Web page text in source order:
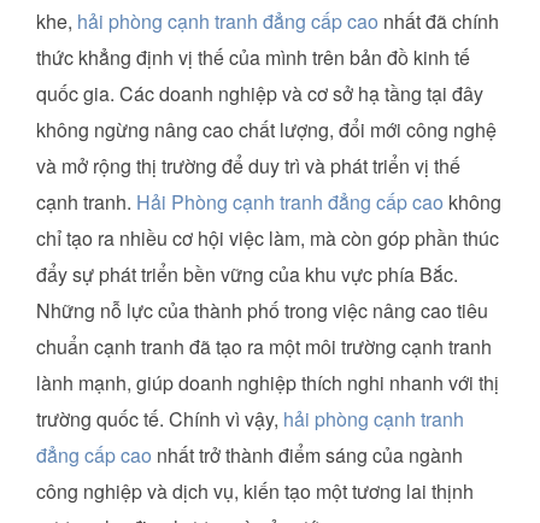
khe, hải phòng cạnh tranh đẳng cấp cao nhất đã chính
thức khẳng định vị thế của mình trên bản đồ kinh tế
quốc gia. Các doanh nghiệp và cơ sở hạ tầng tại đây
không ngừng nâng cao chất lượng, đổi mới công nghệ
và mở rộng thị trường để duy trì và phát triển vị thế
cạnh tranh. Hải Phòng cạnh tranh đẳng cấp cao không
chỉ tạo ra nhiều cơ hội việc làm, mà còn góp phần thúc
đẩy sự phát triển bền vững của khu vực phía Bắc.
Những nỗ lực của thành phố trong việc nâng cao tiêu
chuẩn cạnh tranh đã tạo ra một môi trường cạnh tranh
lành mạnh, giúp doanh nghiệp thích nghi nhanh với thị
trường quốc tế. Chính vì vậy, hải phòng cạnh tranh
đẳng cấp cao nhất trở thành điểm sáng của ngành
công nghiệp và dịch vụ, kiến tạo một tương lai thịnh